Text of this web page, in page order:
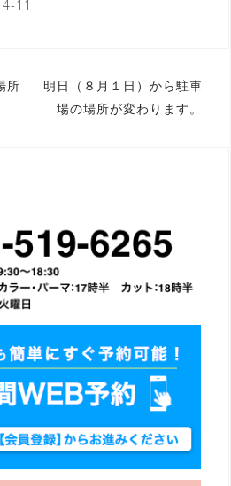
11
所
明日（８月１日）から駐車
場の場所が変わります。